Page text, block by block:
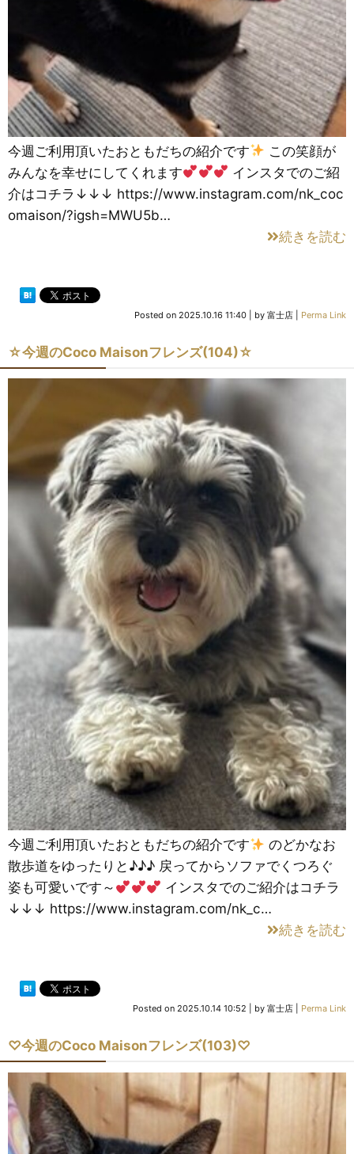
今週ご利用頂いたおともだちの紹介です
この笑顔が
みんなを幸せにしてくれます
インスタでのご紹
介はコチラ↓↓↓ https://www.instagram.com/nk_coc
omaison/?igsh=MWU5b…
続きを読む
Posted on 2025.10.16 11:40 by 富士店 Perma Link
☆今週のCoco Maisonフレンズ(104)☆
今週ご利用頂いたおともだちの紹介です
のどかなお
散歩道をゆったりと♪♪♪ 戻ってからソファでくつろぐ
姿も可愛いです～
インスタでのご紹介はコチラ
↓↓↓ https://www.instagram.com/nk_c…
続きを読む
Posted on 2025.10.14 10:52 by 富士店 Perma Link
♡今週のCoco Maisonフレンズ(103)♡